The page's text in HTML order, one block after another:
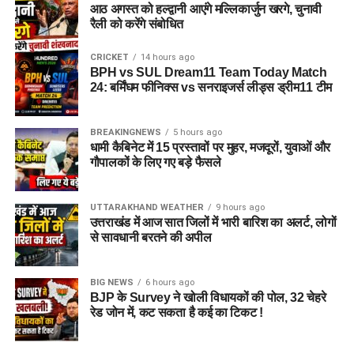
में, कट सकता है कई का टिकट !
मसूरी में बारिश के बीच पहाड़ी से गिरे बोल्डर, सरकारी आवास को
भारी नुकसान
आठ अगस्त को हल्द्वानी आएंगे मल्लिकार्जुन खरगे, चुनावी
रैली को करेंगे संबोधित
CRICKET 14 hours ago
BPH vs SUL Dream11 Team Today Match
24: बर्मिंघम फीनिक्स vs सनराइजर्स लीड्स ड्रीम11 टीम
BREAKINGNEWS 5 hours ago
धामी कैबिनेट में 15 प्रस्तावों पर मुहर, मजदूरों, युवाओं और
गौपालकों के लिए गए बड़े फैसले
UTTARAKHAND WEATHER 9 hours ago
उत्तराखंड में आज सात जिलों में भारी बारिश का अलर्ट, लोगों
से सावधानी बरतने की अपील
BIG NEWS 6 hours ago
BJP के Survey ने खोली विधायकों की पोल, 32 चेहरे
रेड जोन में, कट सकता है कई का टिकट !